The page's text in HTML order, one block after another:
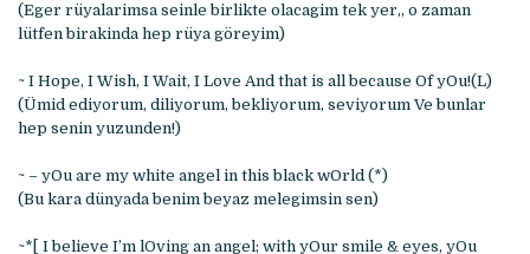
(Eger rüyalarimsa seinle birlikte olacagim tek yer,, o zaman
lütfen birakinda hep rüya göreyim)
~ I Hope, I Wish, I Wait, I Love And that is all because Of yOu!(L)
(Ümid ediyorum, diliyorum, bekliyorum, seviyorum Ve bunlar
hep senin yuzunden!)
~ – yOu are my white angel in this black wOrld (*)
(Bu kara dünyada benim beyaz melegimsin sen)
~*[ I believe I’m lOving an angel; with yOur smile & eyes, yOu